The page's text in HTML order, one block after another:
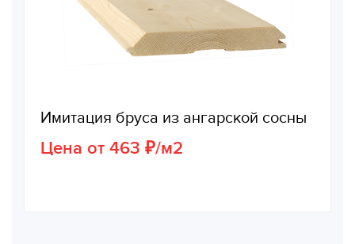
Имитация бруса из ангарской сосны
Цена от 463 ₽/м2